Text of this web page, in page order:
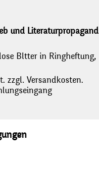
und
Bltter in
zzgl. Versandkosten.